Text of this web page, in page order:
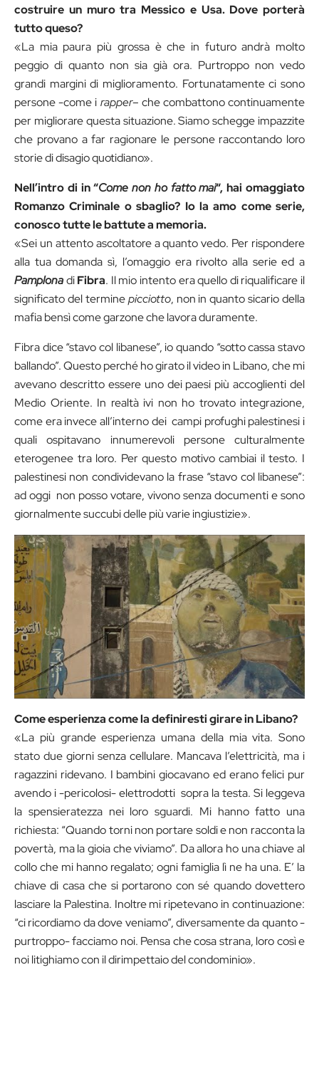
costruire un muro tra Messico e Usa. Dove porterà
tutto queso?
«La mia paura più grossa è che in futuro andrà molto
peggio di quanto non sia già ora. Purtroppo non vedo
grandi margini di miglioramento. Fortunatamente ci sono
persone -come i rapper– che combattono continuamente
per migliorare questa situazione. Siamo schegge impazzite
che provano a far ragionare le persone raccontando loro
storie di disagio quotidiano».
Nell’intro di in “Come non ho fatto mai“, hai omaggiato
Romanzo Criminale o sbaglio? Io la amo come serie,
conosco tutte le battute a memoria.
«Sei un attento ascoltatore a quanto vedo. Per rispondere
alla tua domanda sì, l’omaggio era rivolto alla serie ed a
PamplonadiFibra. Il mio intento era quello di riqualificare il
significato del terminepicciotto, non in quanto sicario della
mafia bensì come garzone che lavora duramente.
Fibra dice “stavo col libanese”, io quando “sotto cassa stavo
ballando”. Questo perché ho girato il video in Libano, che mi
avevano descritto essere uno dei paesi più accoglienti del
Medio Oriente. In realtà ivi non ho trovato integrazione,
come era invece all’interno dei campi profughi palestinesi i
quali ospitavano innumerevoli persone culturalmente
eterogenee tra loro. Per questo motivo cambiai il testo. I
palestinesi non condividevano la frase “stavo col libanese”:
ad oggi non posso votare, vivono senza documenti e sono
giornalmente succubi delle più varie ingiustizie».
Come esperienza come la definiresti girare in Libano?
«La più grande esperienza umana della mia vita. Sono
stato due giorni senza cellulare. Mancava l’elettricità, ma i
ragazzini ridevano. I bambini giocavano ed erano felici pur
avendo i -pericolosi- elettrodotti sopra la testa. Si leggeva
la spensieratezza nei loro sguardi. Mi hanno fatto una
richiesta: “Quando torni non portare soldi e non racconta la
povertà, ma la gioia che viviamo”. Da allora ho una chiave al
collo che mi hanno regalato; ogni famiglia lì ne ha una. E’ la
chiave di casa che si portarono con sé quando dovettero
lasciare la Palestina. Inoltre mi ripetevano in continuazione:
“ci ricordiamo da dove veniamo”, diversamente da quanto -
purtroppo- facciamo noi. Pensa che cosa strana, loro così e
noi litighiamo con il dirimpettaio del condominio».